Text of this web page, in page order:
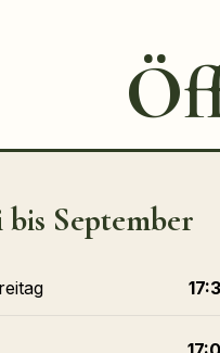
bis September